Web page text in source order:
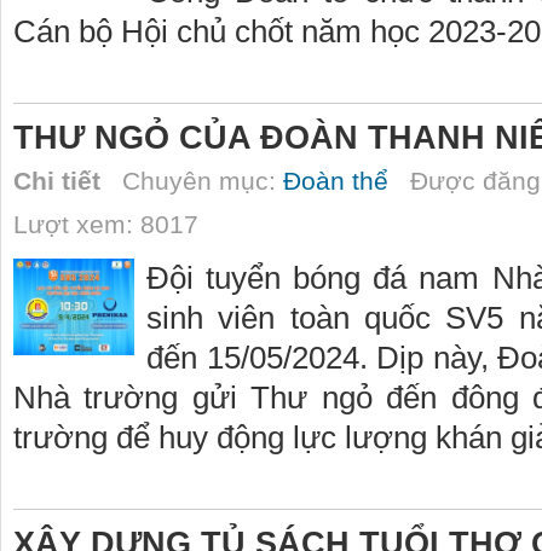
Cán bộ Hội chủ chốt năm học 2023-
THƯ NGỎ CỦA ĐOÀN THANH
Chi tiết Chuyên mục: Đoàn thể Được
Lượt xem: 8017
Đội tuyển bóng đá nam
sinh viên toàn quốc SV5
đến 15/05/2024. Dịp này,
Nhà trường gửi Thư ngỏ đến đông
trường để huy động lực lượng khán
XÂY DỰNG TỦ SÁCH TUỔI THƠ